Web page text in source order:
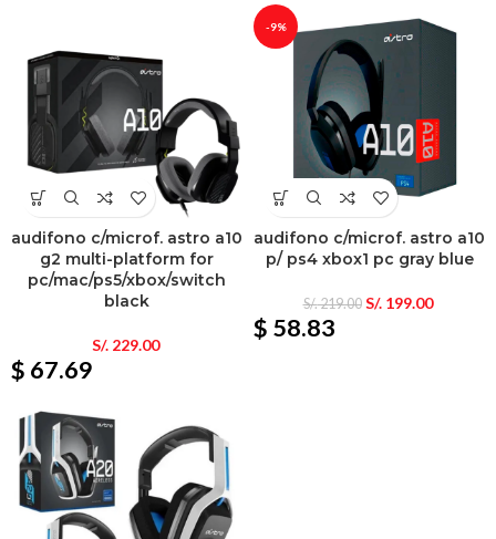
audifono c/microf. astro a10
g2 multi-platform for
pc/mac/ps5/xbox/switch
black
S/.229.00
$ 67.69
-9%
audifono c/microf. astro a10
p/ ps4 xbox1 pc gray blue
S/.219.00 S/.199.00
$ 58.83